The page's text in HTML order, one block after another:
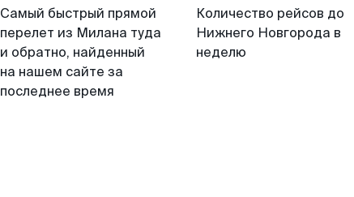
Самый быстрый прямой
перелет из Милана туда
и обратно, найденный
на нашем сайте за
последнее время
Количество рейсов до
Нижнего Новгорода в
неделю